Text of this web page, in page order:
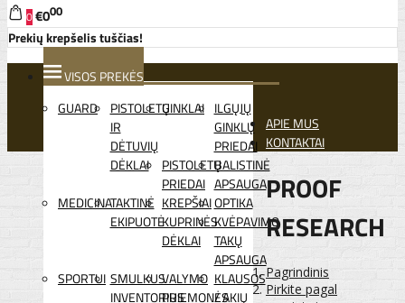
0€000
Prekių krepšelis tuščias!
VISOS PREKĖS
GUARD
PISTOLETŲ
IR
DĖTUVIŲ
DĖKLAI
GINKLAI ILGŲJŲ
GINKLŲ
PRIEDAI
PISTOLETŲ
PRIEDAI
BALISTINĖ
APSAUGA
MEDICINATAKTINĖ
EKIPUOTĖ
KREPŠIAI
KUPRINĖS
DĖKLAI
OPTIKA
KVĖPAVIMO
TAKŲ
APSAUGA
SPORTUI SMULKUS
INVENTORIUS
VALYMO
PRIEMONĖS
KLAUSOS
/ AKIŲ
APIE MUS
KONTAKTAI
PROOF
RESEARCH
Pagrindinis
Pirkite pagal